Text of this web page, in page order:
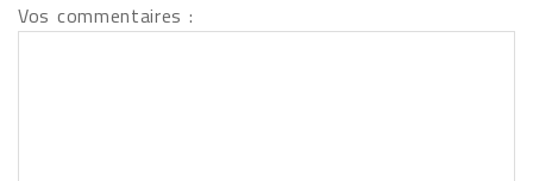
Vos commentaires :